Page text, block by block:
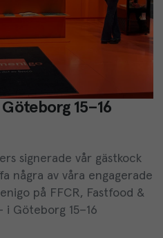
15–16
signerade vår gästkock
några av våra engagerade
på FFCR, Fastfood &
i Göteborg 15–16